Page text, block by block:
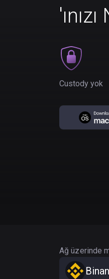
Custody yok
Ağ üzerinde